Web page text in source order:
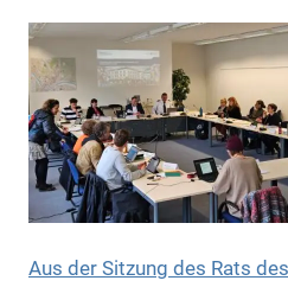
Aus der Sitzung des Rats